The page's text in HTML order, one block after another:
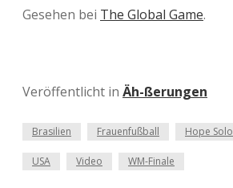
Gesehen bei The Global Game.
Veröffentlicht in Äh-ßerungen
Brasilien Frauenfußball Hope Solo
USA Video WM-Finale